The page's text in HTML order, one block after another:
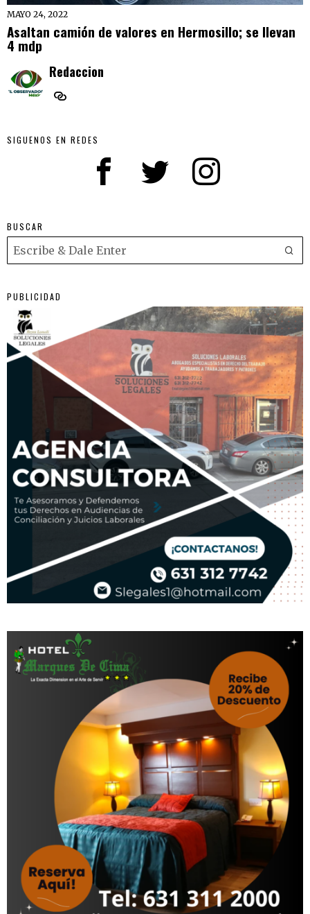
MAYO 24, 2022
Asaltan camión de valores en Hermosillo; se llevan
4 mdp
Redaccion
SIGUENOS EN REDES
BUSCAR
PUBLICIDAD